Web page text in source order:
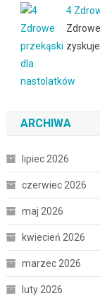
4
ARCHIWA
lipiec 2026
czerwiec 2026
maj 2026
kwiecień 2026
marzec 2026
luty 2026